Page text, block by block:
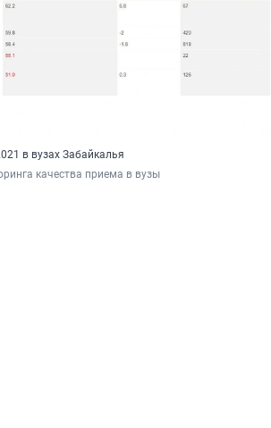
в вузах Забайкалья
качества приема в вузы